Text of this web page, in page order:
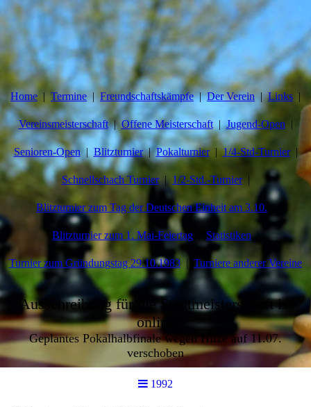
Home Termine Freundschaftskämpfe Der Verein Links
Vereinsmeisterschaft Offene Meisterschaft Jugend-Open
Senioren-Open Blitzturnier Pokalturnier 1/4-Std-Turnier
Schnellschach Turnier 1/2-Std.-Turnier
Blitzturnier zum Tag der Deutschen Einheit am 3.10.
Blitzturnier zum 1. Mai-Feiertag Statistiken
Turnier zum Gründungstag 29.10.1983 Turniere anderer Vereine
Ausschreibung für die Stadtmeisterschaft ist
online
Geplantes Pokalhalbfinale wegen Hitze auf 11.07.
verschoben
1992